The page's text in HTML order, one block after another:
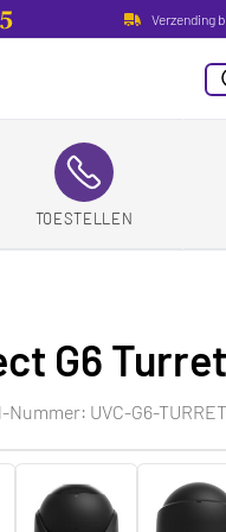
Verzending
TOESTELLEN
G6
Nummer: UVC-G6-